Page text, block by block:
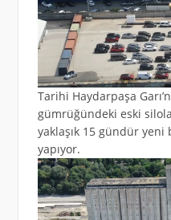
Tarihi Haydarpaşa
gümrüğündeki eski
yaklaşık 15 gündür
yapıyor.